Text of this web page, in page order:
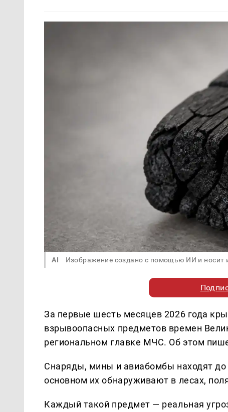
AI Изображение создано с помощью ИИ и носит
За первые шесть месяцев 2026 года
взрывоопасных предметов времен
региональном главке МЧС. Об этом
Снаряды, мины и авиабомбы находят до
основном их обнаруживают в лесах,
Каждый такой предмет — реальная